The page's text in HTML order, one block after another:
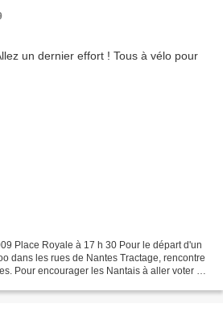
Place Royale à 17 h 30 Pour le départ d'un
dans les rues de Nantes Tractage, rencontre
Pour encourager les Nantais à aller voter Fin